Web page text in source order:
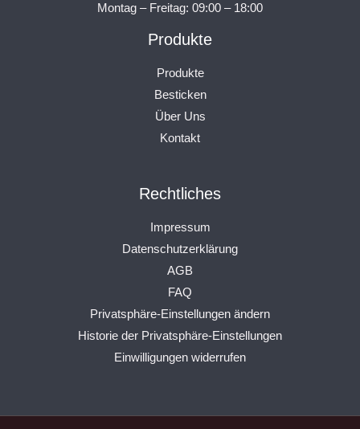
Montag – Freitag: 09:00 – 18:00
Produkte
Produkte
Besticken
Über Uns
Kontakt
Rechtliches
Impressum
Datenschutzerklärung
AGB
FAQ
Privatsphäre-Einstellungen ändern
Historie der Privatsphäre-Einstellungen
Einwilligungen widerrufen